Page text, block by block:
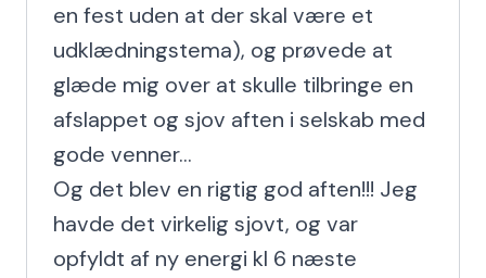
en fest uden at der skal være et
udklædningstema), og prøvede at
glæde mig over at skulle tilbringe en
afslappet og sjov aften i selskab med
gode venner...
Og det blev en rigtig god aften!!! Jeg
havde det virkelig sjovt, og var
opfyldt af ny energi kl 6 næste